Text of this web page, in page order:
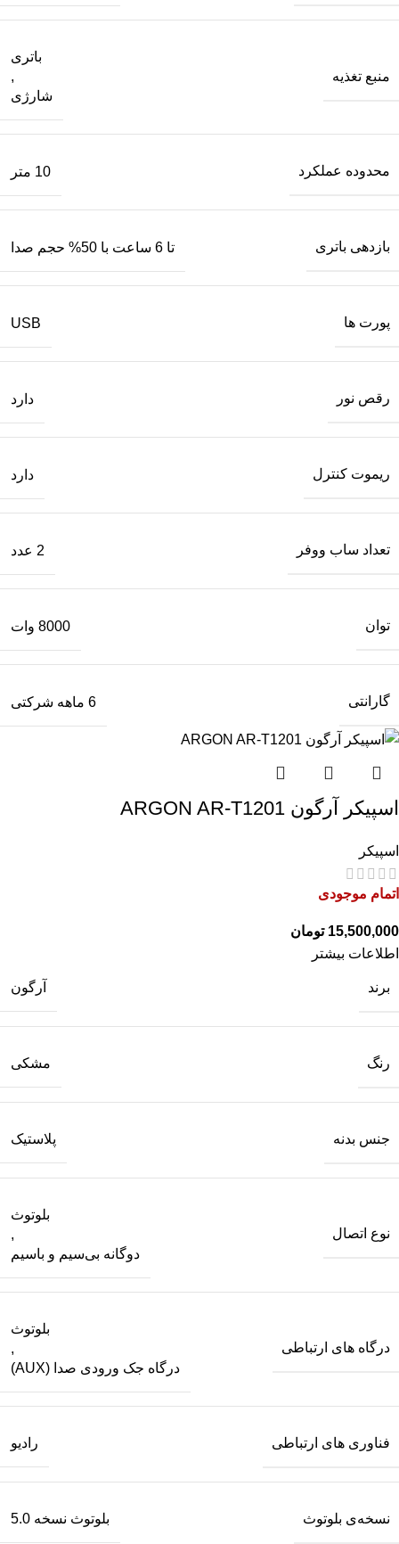
منبع تغذیه
باتری
,
شارژی
محدوده عملکرد 10 متر
بازدهی باتری تا 6 ساعت با 50% حجم صدا
پورت‌ ها USB
رقص نور دارد
ریموت کنترل دارد
تعداد ساب‌ ووفر 2 عدد
توان 8000 وات
گارانتی 6 ماهه شرکتی
اسپیکر آرگون ARGON AR-T1201
اسپیکر
اتمام موجودی
تومان
اطلاعات بیشتر
برند آرگون
رنگ مشکی
جنس بدنه پلاستیک
نوع اتصال
بلوتوث
,
دوگانه بی‌سیم و باسیم
درگاه های ارتباطی
بلوتوث
,
درگاه جک ورودی صدا (AUX)
فناوری های ارتباطی رادیو
نسخه‌ی بلوتوث بلوتوث نسخه 5.0